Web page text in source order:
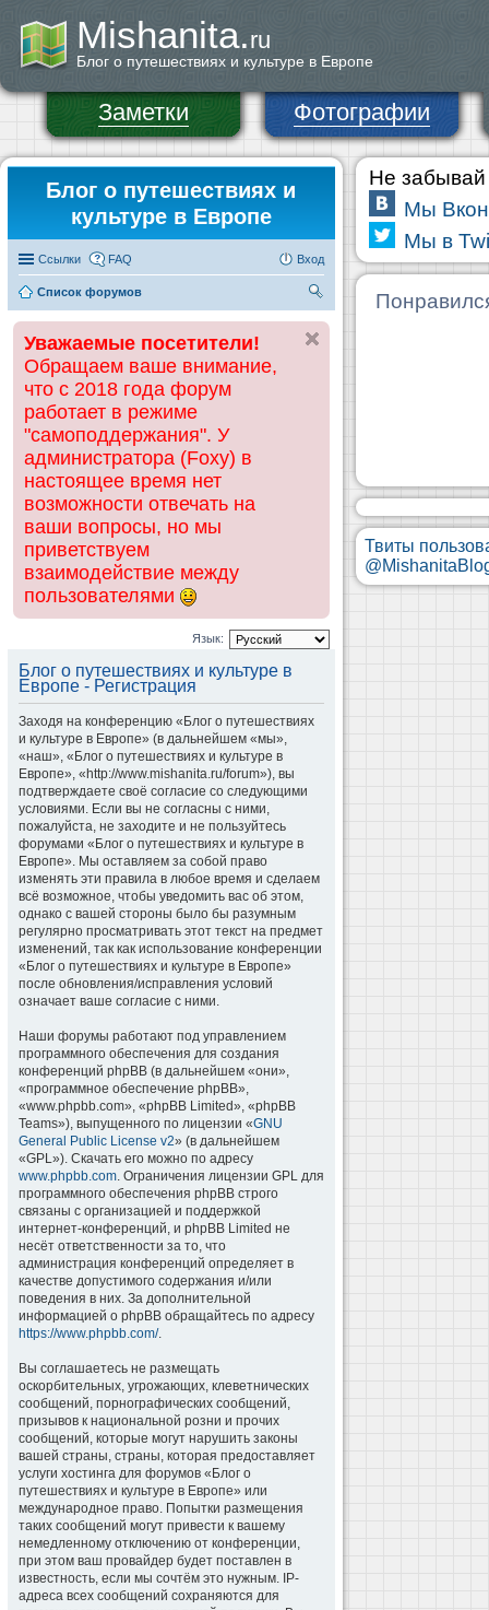
Mishanita.ru
Блог о путешествиях и культуре в Европе
Заметки Фотографии
Блог о путешествиях и
культуре в Европе
Ссылки FAQ Вход
Список форумов
ск
Уважаемые посетители!
Обращаем ваше внимание,
что с 2018 года форум
работает в режиме
"самоподдержания". У
администратора (Foxy) в
настоящее время нет
возможности отвечать на
ваши вопросы, но мы
приветствуем
взаимодействие между
пользователями
Язык:
Блог о путешествиях и культуре в
Европе - Регистрация
Заходя на конференцию «Блог о путешествиях
и культуре в Европе» (в дальнейшем «мы»,
«наш», «Блог о путешествиях и культуре в
Европе», «http://www.mishanita.ru/forum»), вы
подтверждаете своё согласие со следующими
условиями. Если вы не согласны с ними,
пожалуйста, не заходите и не пользуйтесь
форумами «Блог о путешествиях и культуре в
Европе». Мы оставляем за собой право
изменять эти правила в любое время и сделаем
всё возможное, чтобы уведомить вас об этом,
однако с вашей стороны было бы разумным
регулярно просматривать этот текст на предмет
изменений, так как использование конференции
«Блог о путешествиях и культуре в Европе»
после обновления/исправления условий
означает ваше согласие с ними.
Наши форумы работают под управлением
программного обеспечения для создания
конференций phpBB (в дальнейшем «они»,
«программное обеспечение phpBB»,
«www.phpbb.com», «phpBB Limited», «phpBB
Teams»), выпущенного по лицензии «GNU
General Public License v2» (в дальнейшем
«GPL»). Скачать его можно по адресу
www.phpbb.com. Ограничения лицензии GPL для
программного обеспечения phpBB строго
связаны с организацией и поддержкой
интернет-конференций, и phpBB Limited не
несёт ответственности за то, что
администрация конференций определяет в
качестве допустимого содержания и/или
поведения в них. За дополнительной
информацией о phpBB обращайтесь по адресу
https://www.phpbb.com/.
Вы соглашаетесь не размещать
оскорбительных, угрожающих, клеветнических
сообщений, порнографических сообщений,
призывов к национальной розни и прочих
сообщений, которые могут нарушить законы
вашей страны, страны, которая предоставляет
услуги хостинга для форумов «Блог о
путешествиях и культуре в Европе» или
международное право. Попытки размещения
таких сообщений могут привести к вашему
немедленному отключению от конференции,
при этом ваш провайдер будет поставлен в
известность, если мы сочтём это нужным. IP-
адреса всех сообщений сохраняются для
Не забывай
Мы
Мы в
Твиты